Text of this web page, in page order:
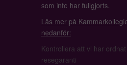
som inte har fullgjorts.
Läs mer på
nedanför:
Kontrollera att vi har
resegaranti